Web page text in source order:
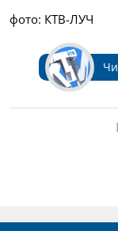
фото: КТВ-ЛУЧ